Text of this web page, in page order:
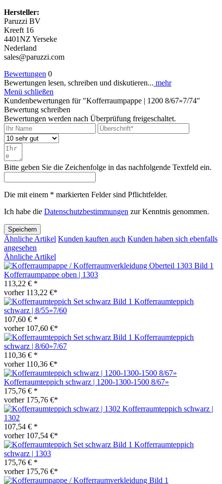
Hersteller:
Paruzzi BV
Kreeft 16
4401NZ Yerseke
Nederland
sales@paruzzi.com
Bewertungen 0
Bewertungen lesen, schreiben und diskutieren... mehr
Menü schließen
Kundenbewertungen für "Kofferraumpappe | 1200 8/67»7/74"
Bewertung schreiben
Bewertungen werden nach Überprüfung freigeschaltet.
Bitte geben Sie die Zeichenfolge in das nachfolgende Textfeld ein.
Die mit einem * markierten Felder sind Pflichtfelder.
Ich habe die Datenschutzbestimmungen zur Kenntnis genommen.
Speichern
Ähnliche Artikel Kunden kauften auch Kunden haben sich ebenfalls
angesehen
Ähnliche Artikel
Kofferraumpappe oben | 1303
113,22 € *
vorher 113,22 €*
Kofferraumteppich
schwarz | 8/55»7/60
107,60 € *
vorher 107,60 €*
Kofferraumteppich
schwarz | 8/60»7/67
110,36 € *
vorher 110,36 €*
Kofferraumteppich schwarz | 1200-1300-1500 8/67»
175,76 € *
vorher 175,76 €*
Kofferraumteppich schwarz |
1302
107,54 € *
vorher 107,54 €*
Kofferraumteppich
schwarz | 1303
175,76 € *
vorher 175,76 €*